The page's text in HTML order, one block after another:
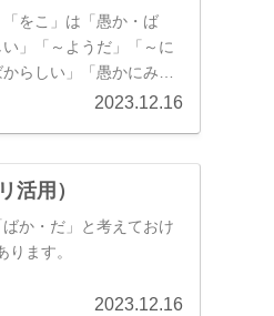
をこ」は「愚か・ば
」「～ようだ」「～に
らしい」「愚かにみえ
2023.12.16
活用）
か・だ」と考えておけ
ます。
2023.12.16